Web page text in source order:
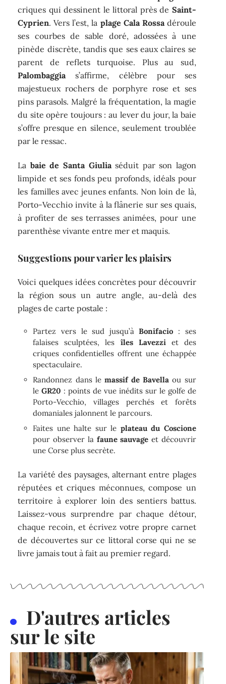
criques qui dessinent le littoral près de Saint-
Cyprien. Vers l’est, la plage Cala Rossadéroule
ses courbes de sable doré, adossées à une
pinède discrète, tandis que ses eaux claires se
parent de reflets turquoise. Plus au sud,
Palombaggia s’affirme, célèbre pour ses
majestueux rochers de porphyre rose et ses
pins parasols. Malgré la fréquentation, la magie
du site opère toujours : au lever du jour, la baie
s’offre presque en silence, seulement troublée
par le ressac.
La baie de Santa Giuliaséduit par son lagon
limpide et ses fonds peu profonds, idéals pour
les familles avec jeunes enfants. Non loin de là,
Porto-Vecchio invite à la flânerie sur ses quais,
à profiter de ses terrasses animées, pour une
parenthèse vivante entre mer et maquis.
Suggestions pour varier les plaisirs
Voici quelques idées concrètes pour découvrir
la région sous un autre angle, au-delà des
plages de carte postale :
Partez vers le sud jusqu’àBonifacio : ses
falaises sculptées, les îles Lavezziet des
criques confidentielles offrent une échappée
spectaculaire.
Randonnez dans le massif de Bavella ou sur
leGR20 : points de vue inédits sur le golfe de
Porto-Vecchio, villages perchés et forêts
domaniales jalonnent le parcours.
Faites une halte sur le plateau du Coscione
pour observer la faune sauvage et découvrir
une Corse plus secrète.
La variété des paysages, alternant entre plages
réputées et criques méconnues, compose un
territoire à explorer loin des sentiers battus.
Laissez-vous surprendre par chaque détour,
chaque recoin, et écrivez votre propre carnet
de découvertes sur ce littoral corse qui ne se
livre jamais tout à fait au premier regard.
D'autres articles
sur le site